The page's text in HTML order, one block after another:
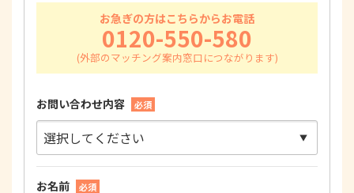
お急ぎの方はこちらからお電話
0120-550-580
お問い合わせ内容 必須
お名前 必須